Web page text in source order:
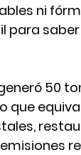
ni
para
50
que